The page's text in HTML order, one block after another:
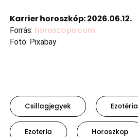
Karrier horoszkóp: 2026.06.12.
Forrás: horoscope.com
Fotó: Pixabay
Csillagjegyek Ezotéria
Ezoteria Horoszkop